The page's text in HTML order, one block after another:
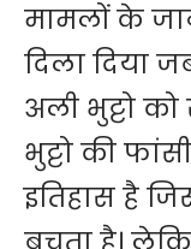
मामलों के
दिला दिया
अली भुट्टो
भुट्टो की
इतिहास है